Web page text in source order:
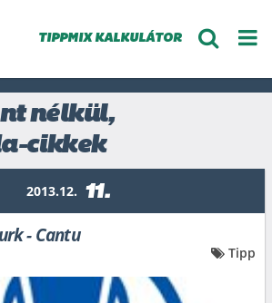
TIPPMIX KALKULÁTOR
nélkül,
cikkek
2013.12. 11.
- Cantu
Tipp